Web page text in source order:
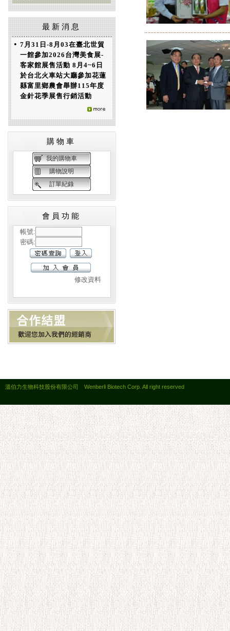
最新消息
• 7月31日-8月03在臺北世貿
一館參加2026台灣美食展-
客家館展售活動 8月4~6日
於台北火車站大廳參加花蓮
縣富里鄉農會舉辦115年度
金針花季展售行銷活動
購物車
我的購物車
購物說明
訂單紀錄
會員功能
帳號:
密碼:
修改資料
溫伯力生物科技股份有限公司 Wenberli Biotech Corp. All right reserved